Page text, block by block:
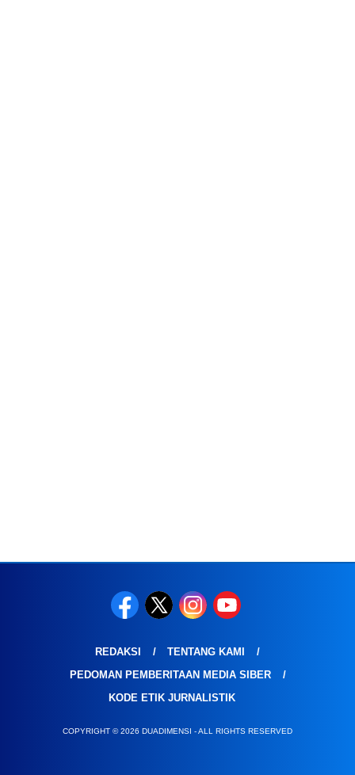
REDAKSI
TENTANG KAMI
PEDOMAN PEMBERITAAN MEDIA SIBER
KODE ETIK JURNALISTIK
COPYRIGHT © 2026 DUADIMENSI - ALL RIGHTS RESERVED